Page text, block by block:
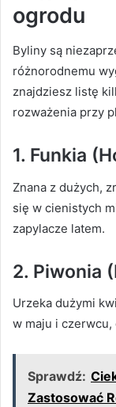
ogrodu
Byliny są
różnorodnemu
znajdziesz listę
rozważenia przy
1. Funkia
Znana z dużych,
się w cienistych
zapylacze latem.
2. Piwonia
Urzeka dużymi
w maju i
Sprawdź:
Zastosować